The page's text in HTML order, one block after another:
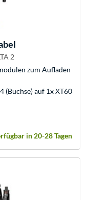
2
zum Aufladen
(Buchse) auf 1x XT60
in 20-28 Tagen